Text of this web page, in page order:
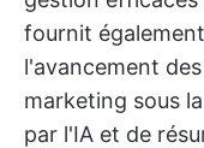
fournit
l'avancement
marketing sous
par l'IA et de